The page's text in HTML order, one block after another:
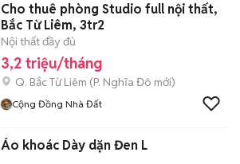
Cho thuê phòng Studio full nội thất,
Bắc Từ Liêm, 3tr2
Nội thất đầy đủ
3,2 triệu/tháng
Q. Bắc Từ Liêm (P. Nghĩa Đô mới)
Cộng Đồng Nhà Đất
Áo khoác Dày dặn Đen L